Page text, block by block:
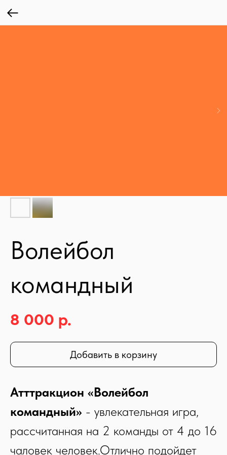
Волейбол
командный
8 000 р.
Добавить в корзину
Атттракцион «Волейбол
командный» - увлекательная игра,
рассчитанная на 2 команды от 4 до 16
чаловек человек.Отлично подойдет